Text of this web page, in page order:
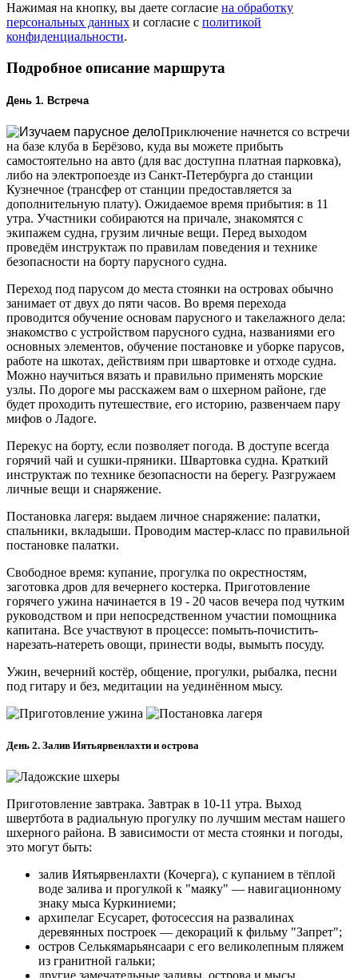
Нажимая на кнопку, вы даете согласие на обработку
персональных данных и согласие с политикой
конфиденциальности.
Подробное описание маршрута
День 1. Встреча
Приключение начнется со встречи
на базе клуба в Берёзово, куда вы можете прибыть
самостоятельно на авто (для вас доступна платная парковка),
либо на электропоезде из Санкт-Петербурга до станции
Кузнечное (трансфер от станции предоставляется за
дополнительную плату). Ожидаемое время прибытия: в 11
утра. Участники собираются на причале, знакомятся с
экипажем судна, грузим личные вещи. Перед выходом
проведём инструктаж по правилам поведения и технике
безопасности на борту парусного судна.
Переход под парусом до места стоянки на островах обычно
занимает от двух до пяти часов. Во время перехода
проводится обучение основам парусного и такелажного дела:
знакомство с устройством парусного судна, названиями его
основных элементов, обучение постановке и уборке парусов,
работе на шкотах, действиям при швартовке и отходе судна.
Можно научиться вязать и правильно применять морские
узлы. По дороге мы расскажем вам о шхерном районе, где
будет проходить путешествие, его историю, развенчаем пару
мифов о Ладоге.
Перекус на борту, если позволяет погода. В доступе всегда
горячий чай и сушки-пряники. Швартовка судна. Краткий
инструктаж по технике безопасности на берегу. Разгружаем
личные вещи и снаряжение.
Постановка лагеря: выдаем личное снаряжение: палатки,
спальники, вкладыши. Проводим мастер-класс по правильной
постановке палатки.
Свободное время: купание, прогулка по окрестностям,
заготовка дров для вечернего костерка. Приготовление
горячего ужина начинается в 19 - 20 часов вечера под чутким
руководством и при непосредственном участии помощника
капитана. Все участвуют в процессе: помыть-почистить-
нарезать-натереть овощи, принести воды, вымыть посуду.
Ужин, вечерний костёр, общение, прогулки, рыбалка, песни
под гитару и без, медитации на уединённом мысу.
День 2. Залив Иятьярвенлахти и острова
Приготовление завтрака. Завтрак в 10-11 утра. Выход
швертбота в радиальную прогулку по лучшим местам нашего
шхерного района. В зависимости от места стоянки и погоды,
это могут быть:
залив Иятьярвенлахти (Кочерга), с купанием в тёплой
воде залива и прогулкой к "маяку" — навигационному
знаку мыса Куркиниеми;
архипелаг Есусарет, фотосессия на развалинах
деревянных построек — декораций к фильму "Запрет";
остров Селькямарьянсаари с его великолепным пляжем
из гранитной гальки;
другие замечательные заливы, острова и мысы.